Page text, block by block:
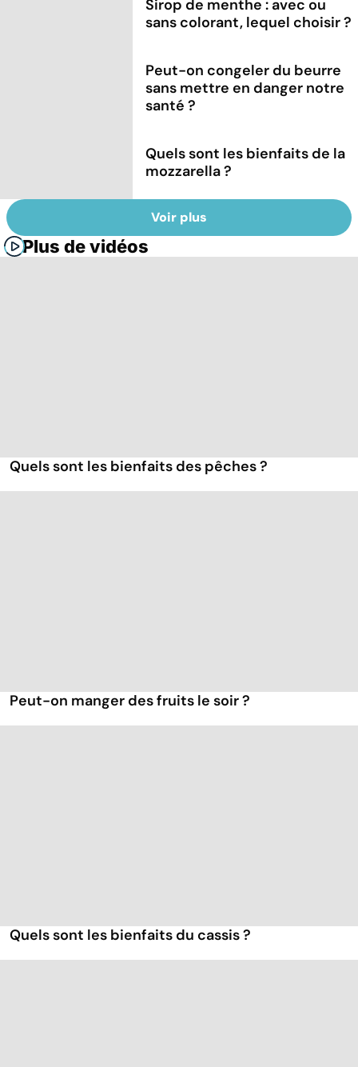
Sirop de menthe : avec ou
sans colorant, lequel choisir ?
Peut-on congeler du beurre
sans mettre en danger notre
santé ?
Quels sont les bienfaits de la
mozzarella ?
Voir plus
Plus de vidéos
Quels sont les bienfaits des pêches ?
Peut-on manger des fruits le soir ?
Quels sont les bienfaits du cassis ?